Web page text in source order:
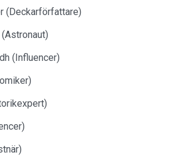
(Deckarförfattare)
(Influencer)